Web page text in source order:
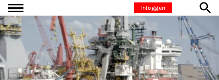
Ga naar inhoudInloggen